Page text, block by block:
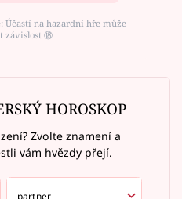
na hazardní hře může
závislost ⑱
HOROSKOP
Zvolte znamení a
vám hvězdy přejí.